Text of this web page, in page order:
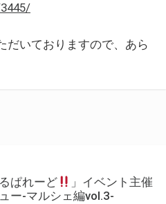
だいておりますので、あら
ぱれーど
」イベント主催
ー-マルシェ編vol.3-